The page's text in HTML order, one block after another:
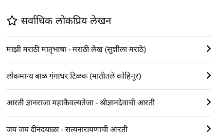
सर्वाधिक लोकप्रिय लेखन
माझी मराठी मातृभाषा - मराठी लेख (सुशीला मराठे)
लोकमान्य बाळ गंगाधर टिळक (मातीतले कोहिनूर)
आरती ज्ञानराजा महाकैवल्यतेजा - श्रीज्ञानदेवाची आरती
जय जय दीनदयाळा - सत्यनारायणाची आरती